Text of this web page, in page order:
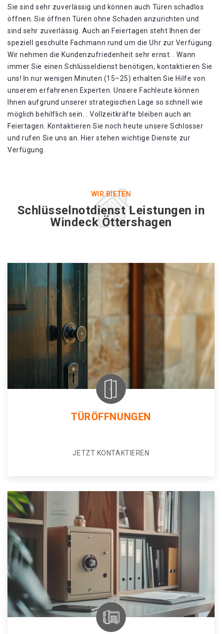
Sie sind sehr zuverlässig und können auch Türen schadlos
öffnen. Sie öffnen Türen ohne Schaden anzurichten und
sind sehr zuverlässig. Auch an Feiertagen steht Ihnen der
speziell geschulte Fachmann rund um die Uhr zur Verfügung.
Wir nehmen die Kundenzufriedenheit sehr ernst. . Wann
immer Sie einen Schlüsseldienst benötigen, kontaktieren Sie
uns! In nur wenigen Minuten (15–25) erhalten Sie Hilfe von
unserem erfahrenen Experten. Unsere Fachleute können
Ihnen aufgrund unserer strategischen Lage so schnell wie
möglich behilflich sein. . Vollzeitkräfte bleiben auch an
Feiertagen. Kontaktieren Sie noch heute unsere Schlosser
und rufen Sie uns an. Hier stehen wichtige Dienste zur
Verfügung.
WIR BIETEN
Schlüsselnotdienst Leistungen in
Windeck Öttershagen
TÜRÖFFNUNGEN
JETZT KONTAKTIEREN